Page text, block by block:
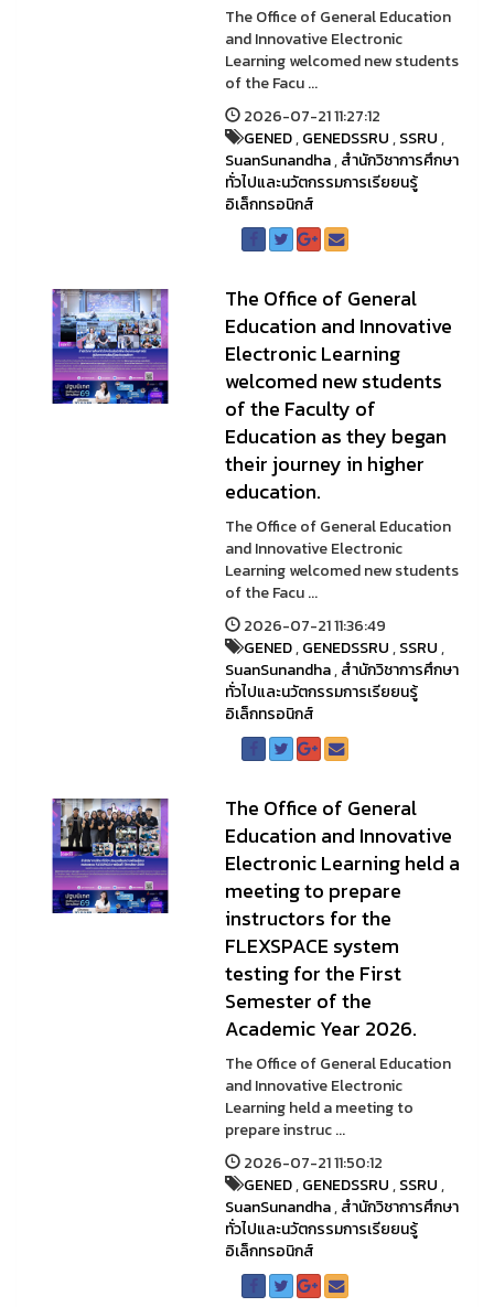
The Office of General Education
and Innovative Electronic
Learning welcomed new students
of the Facu ...
2026-07-21 11:27:12
GENED,GENEDSSRU,SSRU,
SuanSunandha,สำนักวิชาการศึกษา
ทั่วไปและนวัตกรรมการเรียยนรู้
อิเล็กทรอนิกส์
The Office of General
Education and Innovative
Electronic Learning
welcomed new students
of the Faculty of
Education as they began
their journey in higher
education.
The Office of General Education
and Innovative Electronic
Learning welcomed new students
of the Facu ...
2026-07-21 11:36:49
GENED,GENEDSSRU,SSRU,
SuanSunandha,สำนักวิชาการศึกษา
ทั่วไปและนวัตกรรมการเรียยนรู้
อิเล็กทรอนิกส์
The Office of General
Education and Innovative
Electronic Learning held a
meeting to prepare
instructors for the
FLEXSPACE system
testing for the First
Semester of the
Academic Year 2026.
The Office of General Education
and Innovative Electronic
Learning held a meeting to
prepare instruc ...
2026-07-21 11:50:12
GENED,GENEDSSRU,SSRU,
SuanSunandha,สำนักวิชาการศึกษา
ทั่วไปและนวัตกรรมการเรียยนรู้
อิเล็กทรอนิกส์